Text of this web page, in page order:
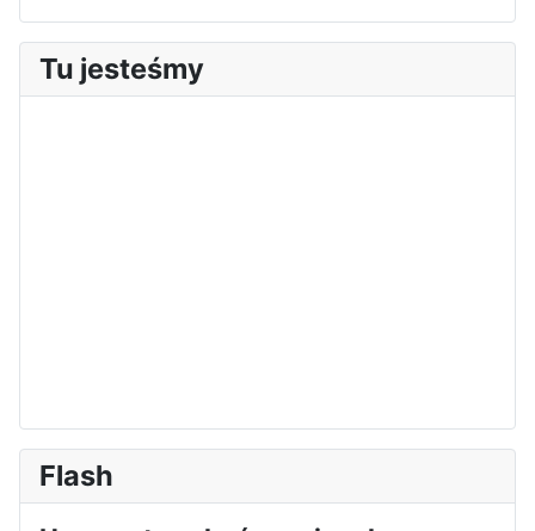
Tu jesteśmy
Flash